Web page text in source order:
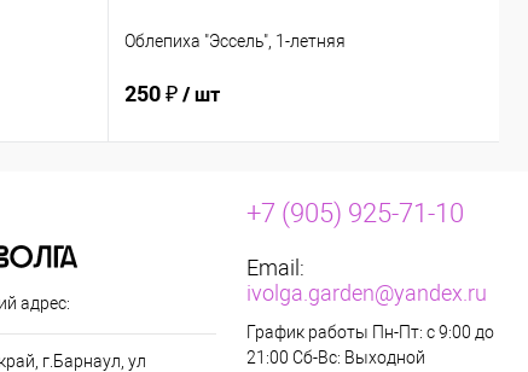
Облепиха "Эссель", 1-летняя
250 ₽/ шт
адрес:
г.Барнаул, ул
+7 (905) 925-71-10
Email:
ivolga.garden@yandex.ru
График работы Пн-Пт: с 9:00 до
21:00 Сб-Вс: Выходной